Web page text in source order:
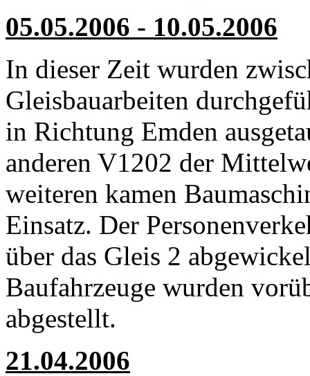
05.05.2006 - 10.05.2006
In dieser Zeit wurden
Gleisbauarbeiten
in Richtung Emden
anderen V1202 der
weiteren kamen
Einsatz. Der
über das Gleis 2
Baufahrzeuge wurden
abgestellt.
21.04.2006